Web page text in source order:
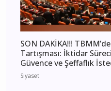
SON DAKİKA!!!
Tartışması: İktidar
Güvence ve Şeffaflık
Siyaset